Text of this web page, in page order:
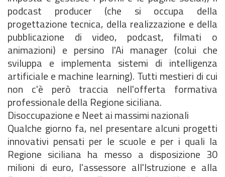
podcast producer (che si occupa della
progettazione tecnica, della realizzazione e della
pubblicazione di video, podcast, filmati o
animazioni) e persino l'Ai manager (colui che
sviluppa e implementa sistemi di intelligenza
artificiale e machine learning). Tutti mestieri di cui
non c'è però traccia nell'offerta formativa
professionale della Regione siciliana.
Disoccupazione e Neet ai massimi nazionali
Qualche giorno fa, nel presentare alcuni progetti
innovativi pensati per le scuole e per i quali la
Regione siciliana ha messo a disposizione 30
milioni di euro, l'assessore all'Istruzione e alla